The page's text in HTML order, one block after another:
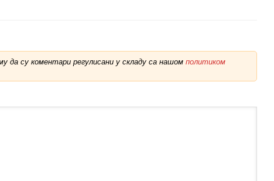
су коментари регулисани у складу са нашом политиком